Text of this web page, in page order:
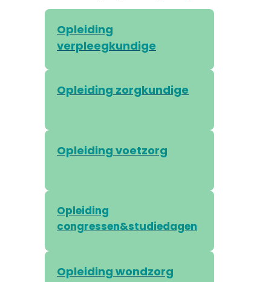
Opleiding
verpleegkundige
Opleiding zorgkundige
Opleiding voetzorg
Opleiding
congressen&studiedagen
Opleiding wondzorg